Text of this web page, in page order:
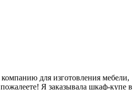
для изготовления мебели,
Я заказывала шкаф-купе в